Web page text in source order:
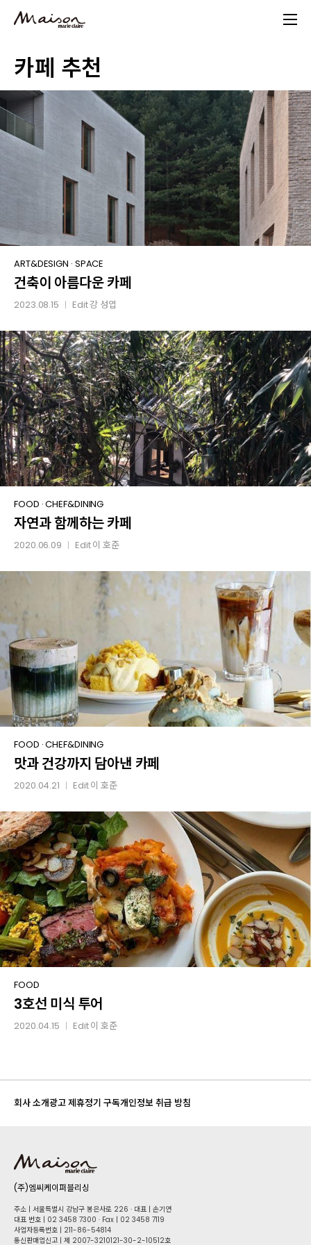
content
카페 추천
건축이
아름다운
카페
ART&DESIGN · SPACE
건축이 아름다운 카페
2023.08.15 Edit강 성엽
자연과
함께하는
카페
FOOD ·CHEF&DINING
자연과 함께하는 카페
2020.06.09 Edit이 호준
맛과
건강까지
담아낸
FOOD ·CHEF&DINING
맛과 건강까지 담아낸 카페
2020.04.21 Edit이 호준
3호선
미식
투어
FOOD
3호선 미식 투어
2020.04.15 Edit이 호준
회사 소개광고 제휴정기 구독개인정보 취급 방침
(주)엠씨케이퍼블리싱
주소 | 서울특별시 강남구 봉은사로 226 · 대표 | 손기연
대표 번호 | 02 34​58 7300 · Fax | 02 34​58 7119
사업자등록번호 | 211-86-5​4814
통신판매업신고 | 제 2007-3210121-30-2-10512호